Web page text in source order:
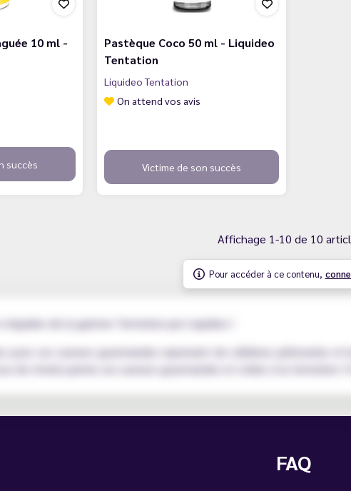
10 ml -
succès
Pastèque Coco 50 ml - Liquideo
Tentation
Liquideo Tentation
On attend vos avis
Victime de son succès
Affichage 1-10 de 10
Pour accéder à ce contenu,
liquides de la gamme Tentation par Liquideo !
pour ces saveurs gourmandes reprenant de célèbres pâtisseries
de choisir parmis ces saveurs gourmandes et cédez à la tentation !
FAQ